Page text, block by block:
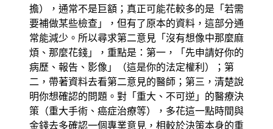
擔），通常不是巨額；真正可能花較多的是「若需
要補做某些檢查」，但有了原本的資料，這部分通
常能減少。所以尋求第二意見「沒有想像中那麼麻
煩、那麼花錢」，重點是：第一，「先申請好你的
病歷、報告、影像」（這是你的法定權利）；第
二，帶著資料去看第二意見的醫師；第三，清楚說
明你想確認的問題。對「重大、不可逆」的醫療決
策（重大手術、癌症治療等），多花這一點時間與
金錢去多確認一個專業意見，相較於決策本身的重